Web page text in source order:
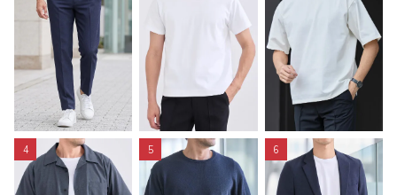
4 5 6